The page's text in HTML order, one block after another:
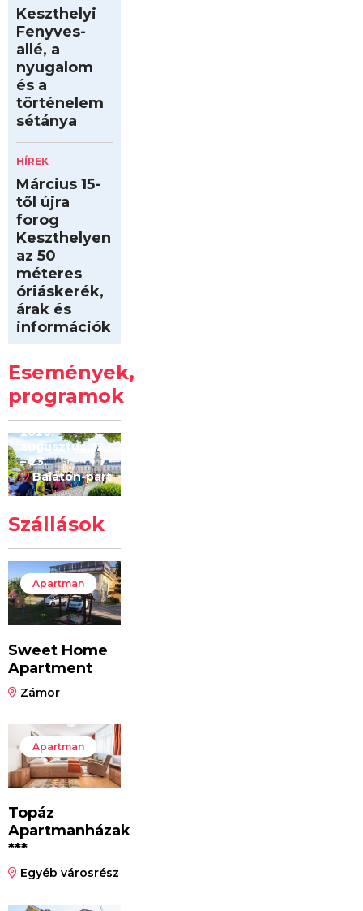
Keszthelyi
Fenyves-
allé, a
nyugalom
és a
történelem
sétánya
HÍREK
Március 15-
től újra
forog
Keszthelyen
az 50
méteres
óriáskerék,
árak és
információk
Események,
programok
Kilóméterek
2026
2026.
augusztus 22
– 23.
Balaton-part
Szállások
Apartman
Sweet Home
Apartment
Zámor
Apartman
Topáz
Apartmanházak
***
Egyéb városrész